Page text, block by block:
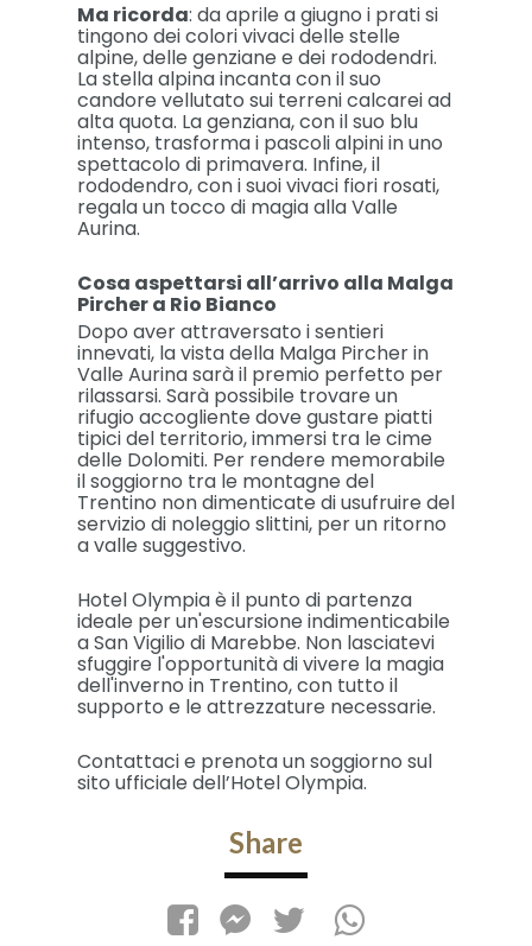
Ma ricorda: da aprile a giugno i prati si
tingono dei colori vivaci delle stelle
alpine, delle genziane e dei rododendri.
La stella alpina incanta con il suo
candore vellutato sui terreni calcarei ad
alta quota. La genziana, con il suo blu
intenso, trasforma i pascoli alpini in uno
spettacolo di primavera. Infine, il
rododendro, con i suoi vivaci fiori rosati,
regala un tocco di magia alla Valle
Aurina.
Cosa aspettarsi all’arrivo alla Malga
Pircher a Rio Bianco
Dopo aver attraversato i sentieri
innevati, la vista della Malga Pircher in
Valle Aurina sarà il premio perfetto per
rilassarsi. Sarà possibile trovare un
rifugio accogliente dove gustare piatti
tipici del territorio, immersi tra le cime
delle Dolomiti. Per rendere memorabile
il soggiorno tra le montagne del
Trentino non dimenticate di usufruire del
servizio di noleggio slittini, per un ritorno
a valle suggestivo.
Hotel Olympia è il punto di partenza
ideale per un'escursione indimenticabile
a San Vigilio di Marebbe. Non lasciatevi
sfuggire l'opportunità di vivere la magia
dell'inverno in Trentino, con tutto il
supporto e le attrezzature necessarie.
Contattaci e prenota un soggiorno sul
sito ufficiale dell’Hotel Olympia.
Share